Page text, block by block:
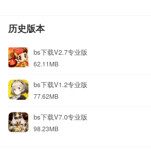
历史版本
bs下载V2.7专业版
62.11MB
bs下载V1.2专业版
77.62MB
bs下载V7.0专业版
98.23MB